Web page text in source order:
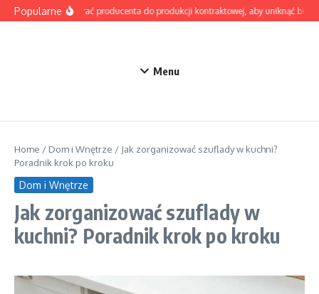
Przejdź do treści
PopularneJak wybrać producenta do produkcji kontraktowej, aby uniknąć
Menu
Home / Dom i Wnętrze / Jak zorganizować szuflady w kuchni?
Poradnik krok po kroku
Dom i Wnętrze
Jak zorganizować szuflady w
kuchni? Poradnik krok po kroku